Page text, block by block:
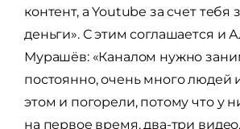
контент, а Youtube за счет тебя
деньги». С этим соглашается и
Мурашёв: «Каналом нужно
постоянно, очень много людей
этом и погорели, потому что у
на первое время, два-три